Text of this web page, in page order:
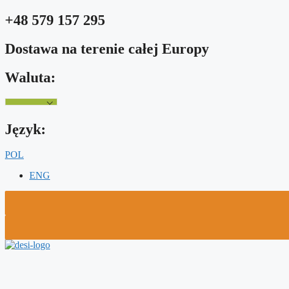
Przejdź
+48 579 157 295
Dostawa na terenie całej Europy
Waluta:
Język:
POL
ENG